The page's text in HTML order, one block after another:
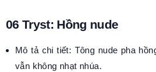
06 Tryst: Hồng nude
Mô tả chi tiết: Tông nude pha
vẫn không nhạt nhúa.